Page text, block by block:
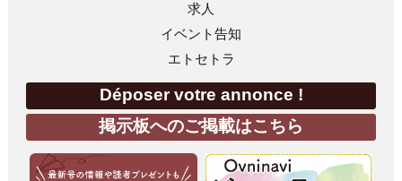
求人
イベント告知
エトセトラ
Déposer votre annonce !
掲示板へのご掲載はこちら